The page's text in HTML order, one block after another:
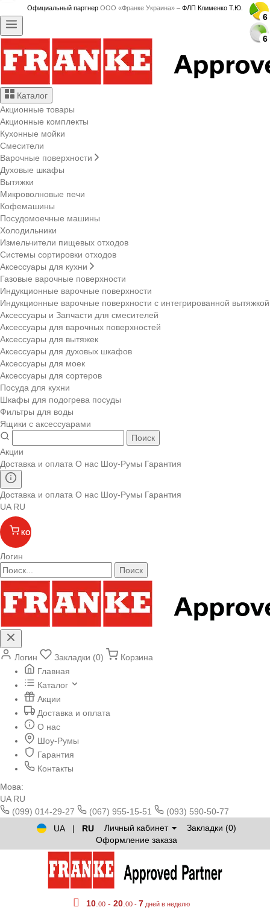
Официальный партнер ООО «Франке Украина» – ФЛП Клименко Т.Ю.
Каталог
Акционные товары
Акционные комплекты
Кухонные мойки
Смесители
Варочные поверхности
Духовые шкафы
Вытяжки
Микроволновые печи
Кофемашины
Посудомоечные машины
Холодильники
Измельчители пищевых отходов
Системы сортировки отходов
Аксессуары для кухни
Газовые варочные поверхности
Индукционные варочные поверхности
Индукционные варочные поверхности с интегрированной вытяжкой
Аксессуары и Запчасти для смесителей
Аксессуары для варочных поверхностей
Аксессуары для вытяжек
Аксессуары для духовых шкафов
Аксессуары для моек
Аксессуары для сортеров
Посуда для кухни
Шкафы для подогрева посуды
Фильтры для воды
Ящики с аксессуарами
Поиск
Акции
Доставка и оплата О нас Шоу-Румы Гарантия
Доставка и оплата О нас Шоу-Румы Гарантия
UA RU
КОРЗИНА
Логин
Поиск
Логин Закладки (0)
Корзина
Главная
Каталог
Акции
Доставка и оплата
О нас
Шоу-Румы
Гарантия
Контакты
Мова:
UA RU
(099) 014-29-27
(067) 955-15-51
(093) 590-50-77
UA
| RU Личный кабинет
Закладки (0)
Оформление заказа
10 00 - 20 00 - 7 дней в неделю
6
6
6
6
6
6
6
6
6
6
6
6
6
6
6
6
6
6
6
6
6
6
6
6
6
6
6
6